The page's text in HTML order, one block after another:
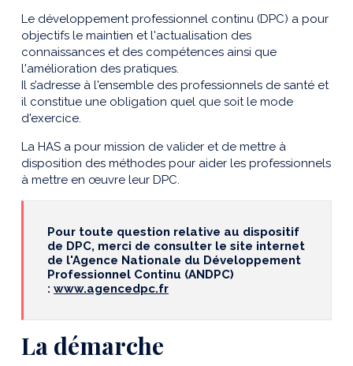
Le développement professionnel continu (DPC) a pour
objectifs le maintien et l'actualisation des
connaissances et des compétences ainsi que
l'amélioration des pratiques.
Il s’adresse à l'ensemble des professionnels de santé et
il constitue une obligation quel que soit le mode
d'exercice.
La HAS a pour mission de valider et de mettre à
disposition des méthodes pour aider les professionnels
à mettre en œuvre leur DPC.
Pour toute question relative au dispositif
de DPC, merci de consulter le site internet
de l'Agence Nationale du Développement
Professionnel Continu (ANDPC)
: www.agencedpc.fr
La démarche